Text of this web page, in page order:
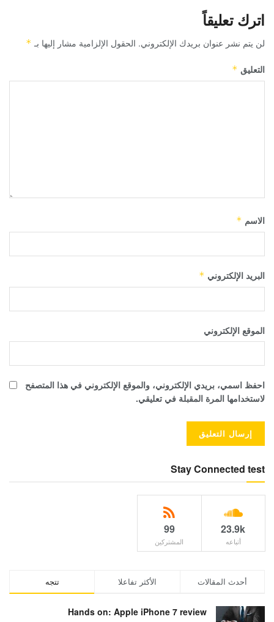
اترك تعليقاً
لن يتم نشر عنوان بريدك الإلكتروني. الحقول الإلزامية مشار إليها بـ *
التعليق *
الاسم *
البريد الإلكتروني *
الموقع الإلكتروني
احفظ اسمي، بريدي الإلكتروني، والموقع الإلكتروني في هذا المتصفح
لاستخدامها المرة المقبلة في تعليقي.
Stay Connected test
23.9k
أتباعه
99
المشتركين
تتجه الأكثر تفاعلا أحدث المقالات
Hands on: Apple iPhone 7 review